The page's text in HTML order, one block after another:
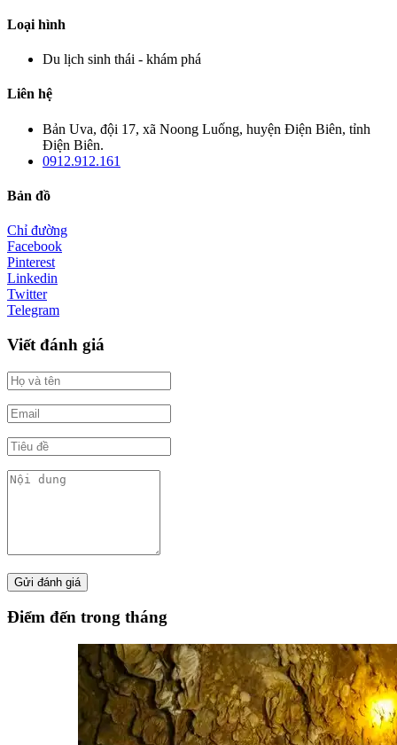
Loại hình
Du lịch sinh thái - khám phá
Liên hệ
Bản Uva, đội 17, xã Noong Luống, huyện Điện Biên, tỉnh
Điện Biên.
0912.912.161
Bản đồ
Chỉ đường
Facebook
Pinterest
Linkedin
Twitter
Telegram
Viết đánh giá
Điểm đến trong tháng